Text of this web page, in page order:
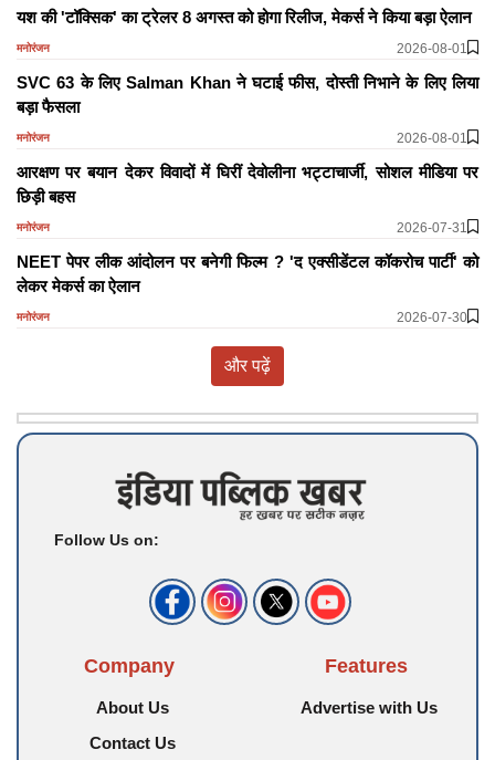
यश की 'टॉक्सिक' का ट्रेलर 8 अगस्त को होगा रिलीज, मेकर्स ने किया बड़ा ऐलान
मनोरंजन 2026-08-01
SVC 63 के लिए Salman Khan ने घटाई फीस, दोस्ती निभाने के लिए लिया
बड़ा फैसला
मनोरंजन 2026-08-01
आरक्षण पर बयान देकर विवादों में घिरीं देवोलीना भट्टाचार्जी, सोशल मीडिया पर
छिड़ी बहस
मनोरंजन 2026-07-31
NEET पेपर लीक आंदोलन पर बनेगी फिल्म ? 'द एक्सीडेंटल कॉकरोच पार्टी' को
लेकर मेकर्स का ऐलान
मनोरंजन 2026-07-30
और पढ़ें
Follow Us on:
Company
About Us
Contact Us
Features
Advertise with Us